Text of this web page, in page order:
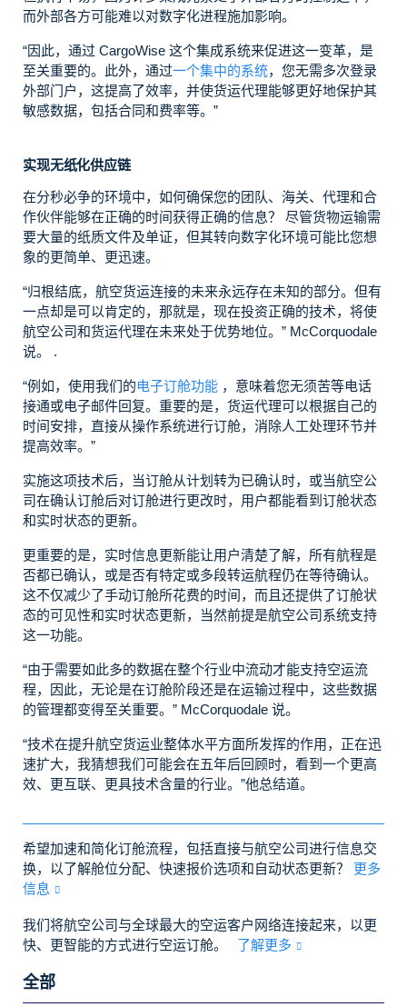
而外部各方可能难以对数字化进程施加影响。
“因此，通过 CargoWise 这个集成系统来促进这一变革，是
至关重要的。此外，通过一个集中的系统，您无需多次登录
外部门户，这提高了效率，并使货运代理能够更好地保护其
敏感数据，包括合同和费率等。”
实现无纸化供应链
在分秒必争的环境中，如何确保您的团队、海关、代理和合
作伙伴能够在正确的时间获得正确的信息？ 尽管货物运输需
要大量的纸质文件及单证，但其转向数字化环境可能比您想
象的更简单、更迅速。
“归根结底，航空货运连接的未来永远存在未知的部分。但有
一点却是可以肯定的，那就是，现在投资正确的技术，将使
航空公司和货运代理在未来处于优势地位。” McCorquodale
说。
.
“例如，使用我们的电子订舱功能 ，意味着您无须苦等电话
接通或电子邮件回复。重要的是，货运代理可以根据自己的
时间安排，直接从操作系统进行订舱，消除人工处理环节并
提高效率。”
实施这项技术后，当订舱从计划转为已确认时，或当航空公
司在确认订舱后对订舱进行更改时，用户都能看到订舱状态
和实时状态的更新。
更重要的是，实时信息更新能让用户清楚了解，所有航程是
否都已确认，或是否有特定或多段转运航程仍在等待确认。
这不仅减少了手动订舱所花费的时间，而且还提供了订舱状
态的可见性和实时状态更新，当然前提是航空公司系统支持
这一功能。
“由于需要如此多的数据在整个行业中流动才能支持空运流
程，因此，无论是在订舱阶段还是在运输过程中，这些数据
的管理都变得至关重要。” McCorquodale 说。
“技术在提升航空货运业整体水平方面所发挥的作用，正在迅
速扩大，我猜想我们可能会在五年后回顾时，看到一个更高
效、更互联、更具技术含量的行业。”他总结道。
希望加速和简化订舱流程，包括直接与航空公司进行信息交
换，以了解舱位分配、快速报价选项和自动状态更新？
更多
信息
我们将航空公司与全球最大的空运客户网络连接起来，以更
快、更智能的方式进行空运订舱。
了解更多
全部